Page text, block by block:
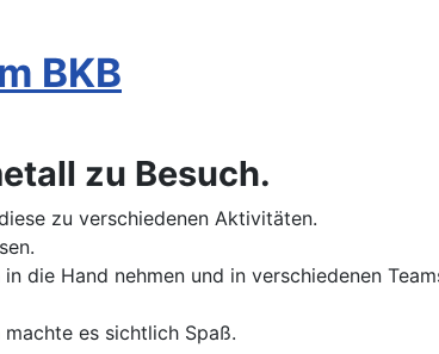
BKB
zu Besuch.
zu verschiedenen Aktivitäten.
die Hand nehmen und in verschiedenen
es sichtlich Spaß.